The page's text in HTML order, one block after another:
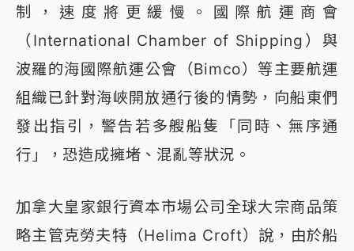
制，速度將更緩慢。國際航運商會
（International Chamber of Shipping）與
波羅的海國際航運公會（Bimco）等主要航運
組織已針對海峽開放通行後的情勢，向船東們
發出指引，警告若多艘船隻「同時、無序通
行」，恐造成擁堵、混亂等狀況。
加拿大皇家銀行資本市場公司全球大宗商品策
略主管克勞夫特（Helima Croft）說，由於船